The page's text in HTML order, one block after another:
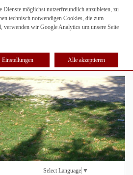
Dienste möglichst nutzerfreundlich anzubieten, zu
technisch notwendigen Cookies, die zum
verwenden wir Google Analytics um unsere Seite
Einstellungen Alle akzeptieren
Select Language ▼